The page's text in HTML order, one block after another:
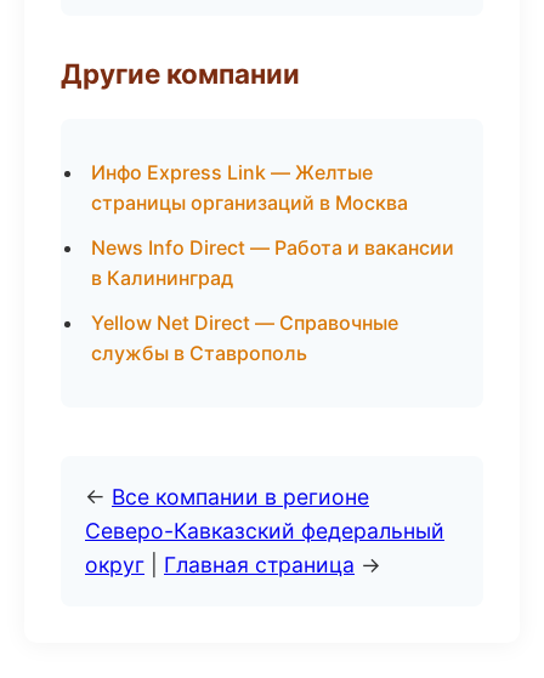
Другие компании
Инфо Express Link — Желтые
страницы организаций в Москва
News Info Direct — Работа и вакансии
в Калининград
Yellow Net Direct — Справочные
службы в Ставрополь
← Все компании в регионе
Северо-Кавказский федеральный
округ
Главная страница →